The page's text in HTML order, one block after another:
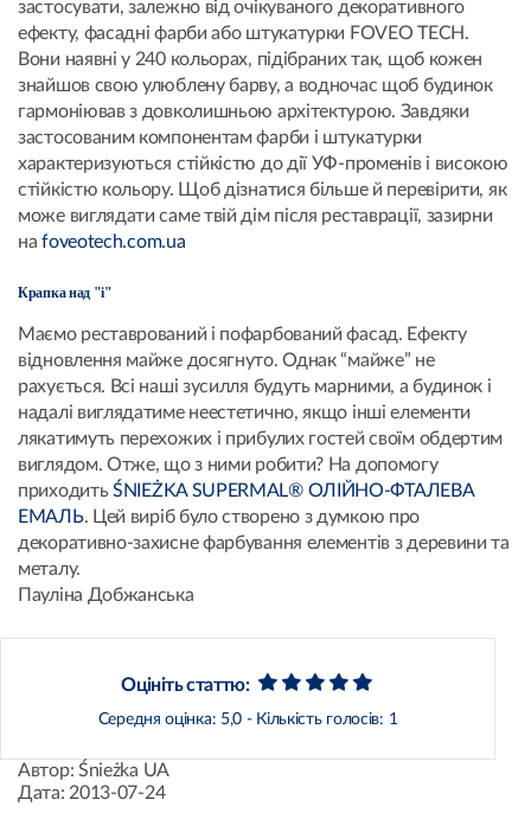
застосувати, залежно від очікуваного декоративного
ефекту, фасадні фарби або штукатурки FOVEO TECH.
Вони наявні у 240 кольорах, підібраних так, щоб кожен
знайшов свою улюблену барву, а водночас щоб будинок
гармоніював з довколишньою архітектурою. Завдяки
застосованим компонентам фарби і штукатурки
характеризуються стійкістю до дії УФ-променів і високою
стійкістю кольору. Щоб дізнатися більше й перевірити, як
може виглядати саме твій дім після реставрації, зазирни
наfoveotech.com.ua
Крапка над "i"
Маємо реставрований і пофарбований фасад. Ефекту
відновлення майже досягнуто. Однак “майже” не
рахується. Всі наші зусилля будуть марними, а будинок і
надалі виглядатиме неестетично, якщо інші елементи
лякатимуть перехожих і прибулих гостей своїм обдертим
виглядом. Отже, що з ними робити? На допомогу
приходитьŚNIEŻKA SUPERMAL® ОЛІЙНО-ФТАЛЕВА
ЕМАЛЬ. Цей виріб було створено з думкою про
декоративно-захисне фарбування елементів з деревини та
металу.
Пауліна Добжанська
Оцініть статтю:
Середня оцінка: 5,0 - Кількість голосів: 1
Автор: Śnieżka UA
Дата: 2013-07-24